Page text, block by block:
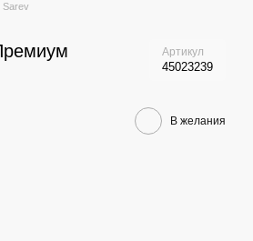
Sarev
Артикул
45023239
В желания